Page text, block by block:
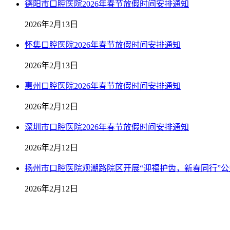
德阳市口腔医院2026年春节放假时间安排通知
2026年2月13日
怀集口腔医院2026年春节放假时间安排通知
2026年2月13日
惠州口腔医院2026年春节放假时间安排通知
2026年2月12日
深圳市口腔医院2026年春节放假时间安排通知
2026年2月12日
扬州市口腔医院观潮路院区开展“迎福护齿，新春同行”
2026年2月12日